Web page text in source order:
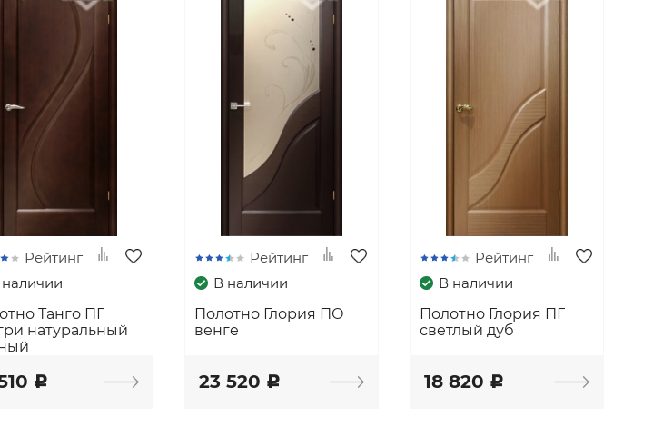
Рейтинг
Танго ПГ
натуральный
c
Рейтинг
В наличии
Полотно Глория ПО
венге
23 520 c
Рейтинг
В наличии
Полотно Глория ПГ
светлый дуб
18 820 c